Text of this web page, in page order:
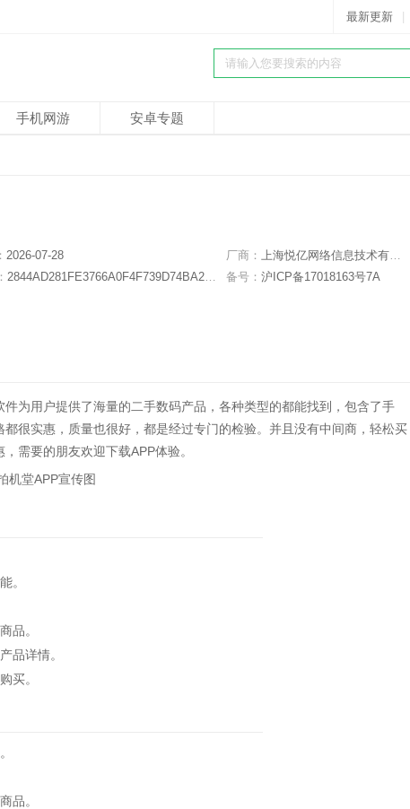
最新更新
手机网游 安卓专题
2026-07-28 厂商： 上海悦亿网络信息技术有限公司
2844AD281FE3766A0F4F739D74BA27EE 备号： 沪ICP备17018163号7A
为用户提供了海量的二手数码产品，各种类型的都能找到，包含了手
很实惠，质量也很好，都是经过专门的检验。并且没有中间商，轻松买
需要的朋友欢迎下载APP体验。
。
品。
品详情。
买。
品。